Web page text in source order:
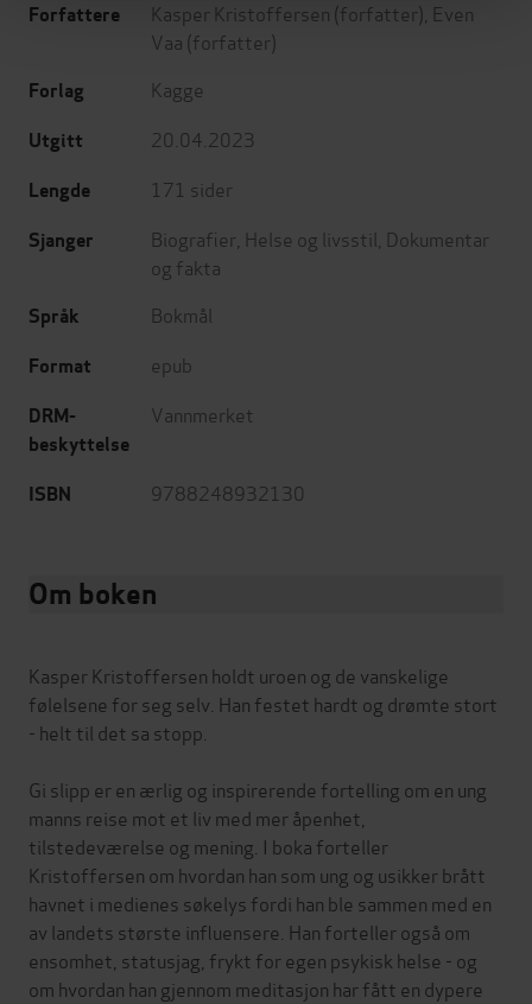
Forfattere Kasper Kristoffersen (forfatter), Even
Vaa (forfatter)
Forlag Kagge
Utgitt 20.04.2023
Lengde 171 sider
Sjanger Biografier Helse og livsstil Dokumentar
og fakta
Språk Bokmål
Format epub
DRM-
beskyttelse
Vannmerket
ISBN 9788248932130
Om boken
Kasper Kristoffersen holdt uroen og de vanskelige
følelsene for seg selv. Han festet hardt og drømte stort
- helt til det sa stopp.
Gi slipp er en ærlig og inspirerende fortelling om en ung
manns reise mot et liv med mer åpenhet,
tilstedeværelse og mening. I boka forteller
Kristoffersen om hvordan han som ung og usikker brått
havnet i medienes søkelys fordi han ble sammen med en
av landets største influensere. Han forteller også om
ensomhet, statusjag, frykt for egen psykisk helse - og
om hvordan han gjennom meditasjon har fått en dypere